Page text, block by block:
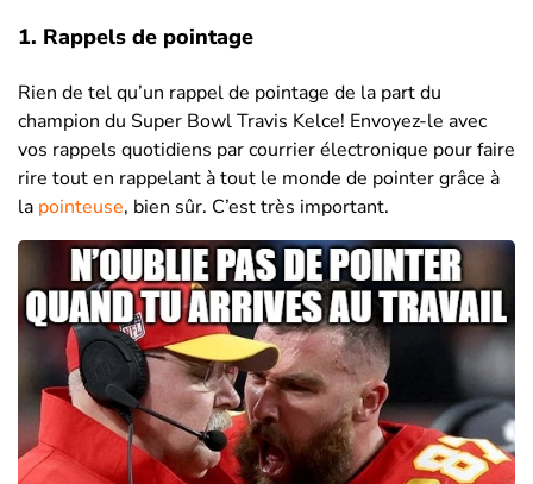
1. Rappels de pointage
Rien de tel qu’un rappel de pointage de la part du
champion du Super Bowl Travis Kelce! Envoyez-le avec
vos rappels quotidiens par courrier électronique pour faire
rire tout en rappelant à tout le monde de pointer grâce à
la pointeuse, bien sûr. C’est très important.